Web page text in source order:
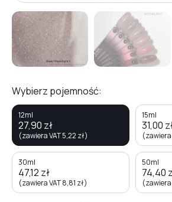
Wybierz pojemność:
12ml
27,90 zł
(zawiera VAT5,22 zł)
15ml
31,00
(zawiera
30ml
47,12 zł
(zawiera VAT8,81 zł)
50ml
74,40
(zawiera